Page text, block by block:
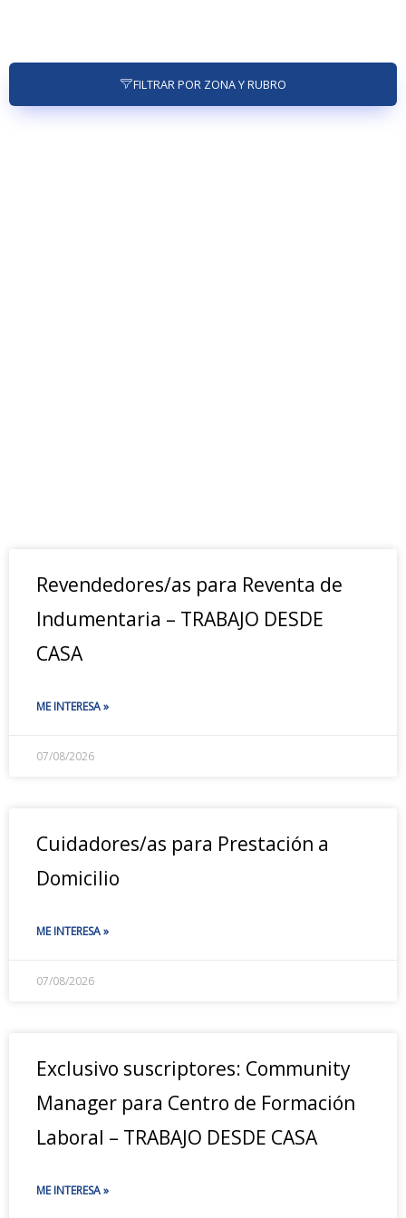
FILTRAR POR ZONA Y RUBRO
Revendedores/as para Reventa de
Indumentaria – TRABAJO DESDE
CASA
ME INTERESA »
07/08/2026
Cuidadores/as para Prestación a
Domicilio
ME INTERESA »
07/08/2026
Exclusivo suscriptores: Community
Manager para Centro de Formación
Laboral – TRABAJO DESDE CASA
ME INTERESA »